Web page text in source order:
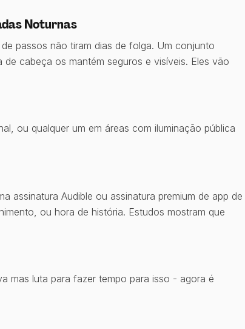
Noturnas
passos não tiram dias de folga. Um conjunto
cabeça os mantém seguros e visíveis. Eles vão
ou qualquer um em áreas com iluminação pública
assinatura Audible ou assinatura premium de app de
ou hora de história. Estudos mostram que
mas luta para fazer tempo para isso - agora é